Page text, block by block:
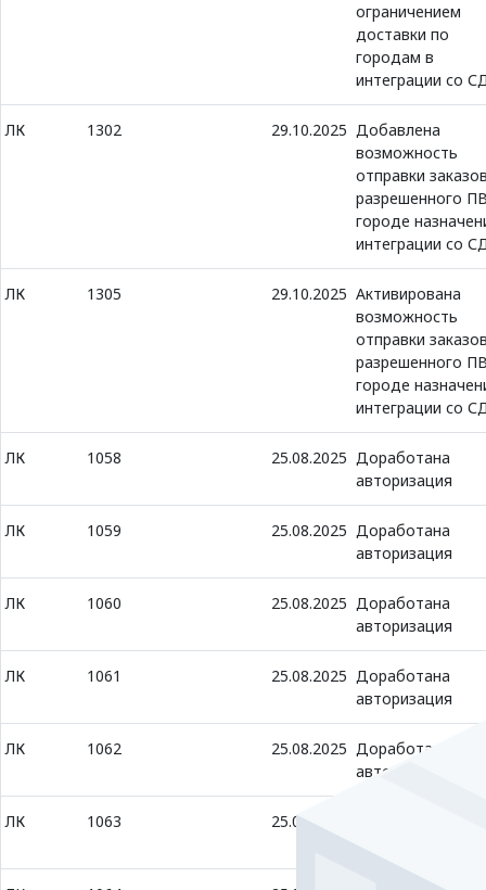
ограничением
доставки по
городам в
интеграции со
ЛК 1302 29.10.2025 Добавлена
возможность
отправки
разрешенного
городе
интеграции со
ЛК 1305 29.10.2025 Активирована
возможность
отправки
разрешенного
городе
интеграции со
ЛК 1058 25.08.2025 Доработана
авторизация
ЛК 1059 25.08.2025 Доработана
авторизация
ЛК 1060 25.08.2025 Доработана
авторизация
ЛК 1061 25.08.2025 Доработана
авторизация
ЛК 1062 25.08.2025 Доработана
авторизация
ЛК 1063 25.08.2025
авторизация